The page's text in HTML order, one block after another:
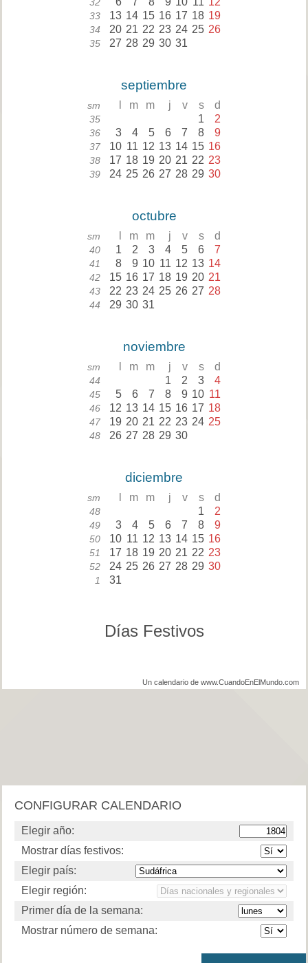
33 13 14 15 16 17 18 19
34 20 21 22 23 24 25 26
35 27 28 29 30 31
septiembre
sm m m j v s d
35 1 2
36 3 4 5 6 7 8 9
37 10 11 12 13 14 15 16
38 17 18 19 20 21 22 23
39 24 25 26 27 28 29 30
octubre
sm m m j v s d
40 1 2 3 4 5 6 7
41 8 9 10 11 12 13 14
42 15 16 17 18 19 20 21
43 22 23 24 25 26 27 28
44 29 30 31
noviembre
sm m m j v s d
44 1 2 3 4
45 5 6 7 8 9 10 11
46 12 13 14 15 16 17 18
47 19 20 21 22 23 24 25
48 26 27 28 29 30
diciembre
sm m m j v s d
48 1 2
49 3 4 5 6 7 8 9
50 10 11 12 13 14 15 16
51 17 18 19 20 21 22 23
52 24 25 26 27 28 29 30
1 31
Días Festivos
Un calendario de www.CuandoEnElMundo.com
CONFIGURAR CALENDARIO
Elegir año:
Mostrar días festivos:
Elegir país:
Elegir región:
Primer día de la semana:
Mostrar número de semana: